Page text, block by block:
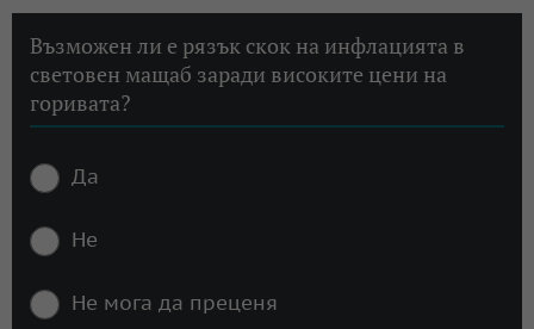
Възможен ли е рязък скок на инфлацията в
световен мащаб заради високите цени на
горивата?
Да
Не
Не мога да преценя